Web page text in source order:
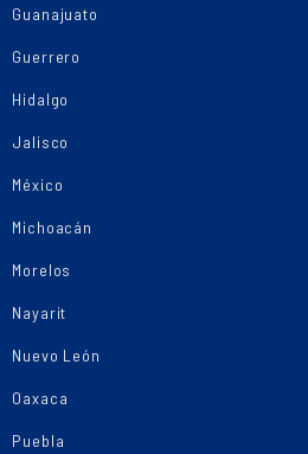
Guanajuato
Guerrero
Hidalgo
Jalisco
México
Michoacán
Morelos
Nayarit
Nuevo León
Oaxaca
Puebla